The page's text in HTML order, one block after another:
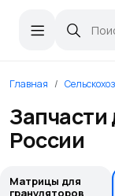
Главная
Запчасти
России
Матрицы для
грануляторов